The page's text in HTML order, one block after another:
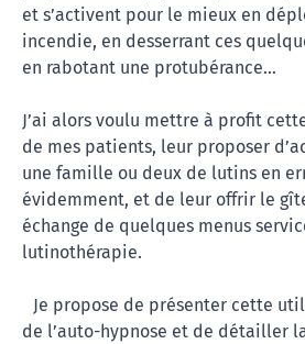
et s’activent pour le mieux en
incendie, en desserrant ces
en rabotant une protubérance…
J’ai alors voulu mettre à profit
de mes patients, leur proposer
une famille ou deux de lutins en
évidemment, et de leur offrir le
échange de quelques menus
lutinothérapie.
Je propose de présenter cette
de l’auto-hypnose et de détailler